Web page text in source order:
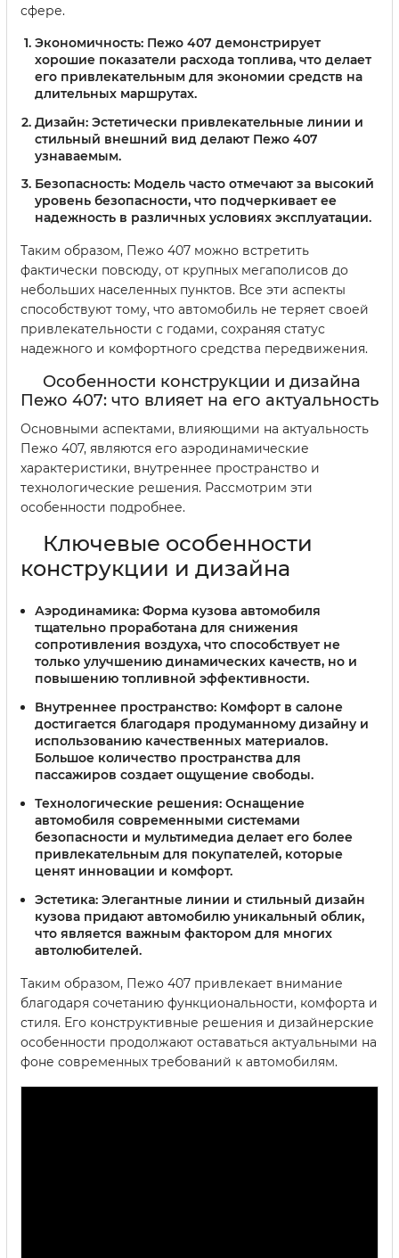
сфере.
Экономичность: Пежо 407 демонстрирует
хорошие показатели расхода топлива, что делает
его привлекательным для экономии средств на
длительных маршрутах.
Дизайн: Эстетически привлекательные линии и
стильный внешний вид делают Пежо 407
узнаваемым.
Безопасность: Модель часто отмечают за высокий
уровень безопасности, что подчеркивает ее
надежность в различных условиях эксплуатации.
Таким образом, Пежо 407 можно встретить
фактически повсюду, от крупных мегаполисов до
небольших населенных пунктов. Все эти аспекты
способствуют тому, что автомобиль не теряет своей
привлекательности с годами, сохраняя статус
надежного и комфортного средства передвижения.
Особенности конструкции и дизайна
Пежо 407: что влияет на его актуальность
Основными аспектами, влияющими на актуальность
Пежо 407, являются его аэродинамические
характеристики, внутреннее пространство и
технологические решения. Рассмотрим эти
особенности подробнее.
Ключевые особенности
конструкции и дизайна
Аэродинамика: Форма кузова автомобиля
тщательно проработана для снижения
сопротивления воздуха, что способствует не
только улучшению динамических качеств, но и
повышению топливной эффективности.
Внутреннее пространство: Комфорт в салоне
достигается благодаря продуманному дизайну и
использованию качественных материалов.
Большое количество пространства для
пассажиров создает ощущение свободы.
Технологические решения: Оснащение
автомобиля современными системами
безопасности и мультимедиа делает его более
привлекательным для покупателей, которые
ценят инновации и комфорт.
Эстетика: Элегантные линии и стильный дизайн
кузова придают автомобилю уникальный облик,
что является важным фактором для многих
автолюбителей.
Таким образом, Пежо 407 привлекает внимание
благодаря сочетанию функциональности, комфорта и
стиля. Его конструктивные решения и дизайнерские
особенности продолжают оставаться актуальными на
фоне современных требований к автомобилям.